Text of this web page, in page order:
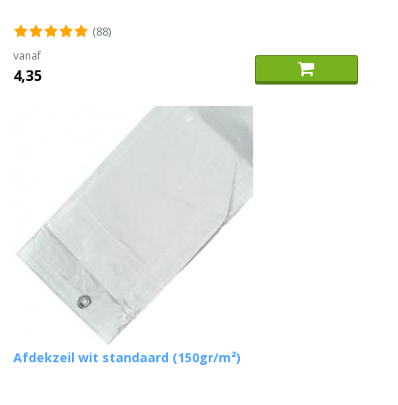
(88)
vanaf
4,35
Afdekzeil wit standaard (150gr/m²)